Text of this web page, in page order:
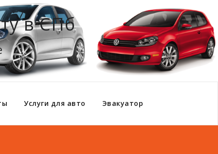
в СПб
Услуги для авто Эвакуатор